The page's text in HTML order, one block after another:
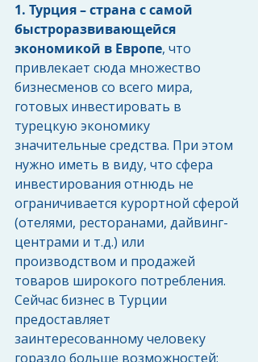
1. Турция – страна с самой
быстроразвивающейся
экономикой в Европе, что
привлекает сюда множество
бизнесменов со всего мира,
готовых инвестировать в
турецкую экономику
значительные средства. При этом
нужно иметь в виду, что сфера
инвестирования отнюдь не
ограничивается курортной сферой
(отелями, ресторанами, дайвинг-
центрами и т.д.) или
производством и продажей
товаров широкого потребления.
Сейчас бизнес в Турции
предоставляет
заинтересованному человеку
гораздо больше возможностей: